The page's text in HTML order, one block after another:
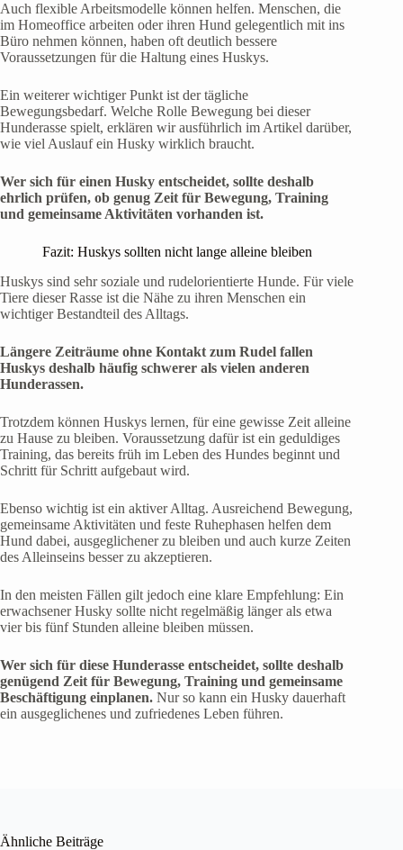
Auch flexible Arbeitsmodelle können helfen. Menschen, die
im Homeoffice arbeiten oder ihren Hund gelegentlich mit ins
Büro nehmen können, haben oft deutlich bessere
Voraussetzungen für die Haltung eines Huskys.
Ein weiterer wichtiger Punkt ist der tägliche
Bewegungsbedarf. Welche Rolle Bewegung bei dieser
Hunderasse spielt, erklären wir ausführlich im Artikel darüber,
wie viel Auslauf ein Husky wirklich braucht.
Wer sich für einen Husky entscheidet, sollte deshalb
ehrlich prüfen, ob genug Zeit für Bewegung, Training
und gemeinsame Aktivitäten vorhanden ist.
Fazit: Huskys sollten nicht lange alleine bleiben
Huskys sind sehr soziale und rudelorientierte Hunde. Für viele
Tiere dieser Rasse ist die Nähe zu ihren Menschen ein
wichtiger Bestandteil des Alltags.
Längere Zeiträume ohne Kontakt zum Rudel fallen
Huskys deshalb häufig schwerer als vielen anderen
Hunderassen.
Trotzdem können Huskys lernen, für eine gewisse Zeit alleine
zu Hause zu bleiben. Voraussetzung dafür ist ein geduldiges
Training, das bereits früh im Leben des Hundes beginnt und
Schritt für Schritt aufgebaut wird.
Ebenso wichtig ist ein aktiver Alltag. Ausreichend Bewegung,
gemeinsame Aktivitäten und feste Ruhephasen helfen dem
Hund dabei, ausgeglichener zu bleiben und auch kurze Zeiten
des Alleinseins besser zu akzeptieren.
In den meisten Fällen gilt jedoch eine klare Empfehlung: Ein
erwachsener Husky sollte nicht regelmäßig länger als etwa
vier bis fünf Stunden alleine bleiben müssen.
Wer sich für diese Hunderasse entscheidet, sollte deshalb
genügend Zeit für Bewegung, Training und gemeinsame
Beschäftigung einplanen. Nur so kann ein Husky dauerhaft
ein ausgeglichenes und zufriedenes Leben führen.
Ähnliche Beiträge